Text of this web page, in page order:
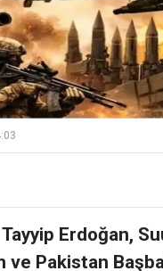
Erdoğan,
Pakistan